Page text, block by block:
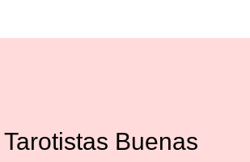
Buenas